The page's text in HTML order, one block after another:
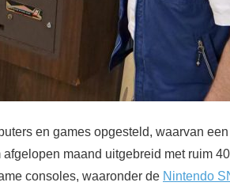
en games opgesteld, waarvan
maand uitgebreid met ruim
consoles, waaronder de Nintendo